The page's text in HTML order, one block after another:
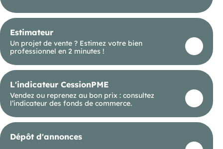
Estimateur
Un projet de vente ? Estimez votre bien
professionnel en 2 minutes !
L'indicateur CessionPME
Vendez ou reprenez au bon prix : consultez
l’indicateur des fonds de commerce.
Dépôt d'annonces